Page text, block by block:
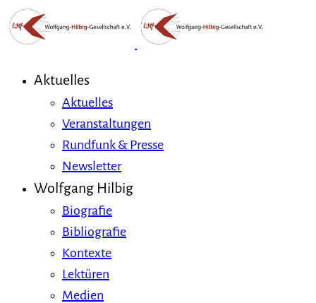
Aktuelles
Aktuelles
Veranstaltungen
Rundfunk & Presse
Newsletter
Wolfgang Hilbig
Biografie
Bibliografie
Kontexte
Lektüren
Medien